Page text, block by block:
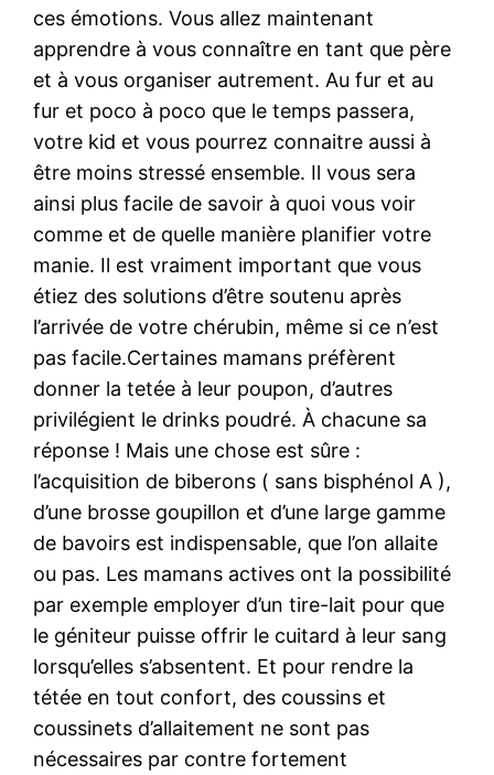
ces émotions. Vous allez maintenant
apprendre à vous connaître en tant que père
et à vous organiser autrement. Au fur et au
fur et poco à poco que le temps passera,
votre kid et vous pourrez connaitre aussi à
être moins stressé ensemble. Il vous sera
ainsi plus facile de savoir à quoi vous voir
comme et de quelle manière planifier votre
manie. Il est vraiment important que vous
étiez des solutions d’être soutenu après
l’arrivée de votre chérubin, même si ce n’est
pas facile.Certaines mamans préfèrent
donner la tetée à leur poupon, d’autres
privilégient le drinks poudré. À chacune sa
réponse ! Mais une chose est sûre :
l’acquisition de biberons ( sans bisphénol A ),
d’une brosse goupillon et d’une large gamme
de bavoirs est indispensable, que l’on allaite
ou pas. Les mamans actives ont la possibilité
par exemple employer d’un tire-lait pour que
le géniteur puisse offrir le cuitard à leur sang
lorsqu’elles s’absentent. Et pour rendre la
tétée en tout confort, des coussins et
coussinets d’allaitement ne sont pas
nécessaires par contre fortement